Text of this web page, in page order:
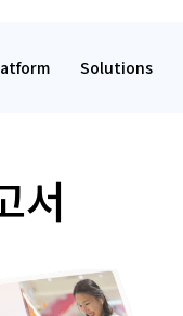
Solutions
서